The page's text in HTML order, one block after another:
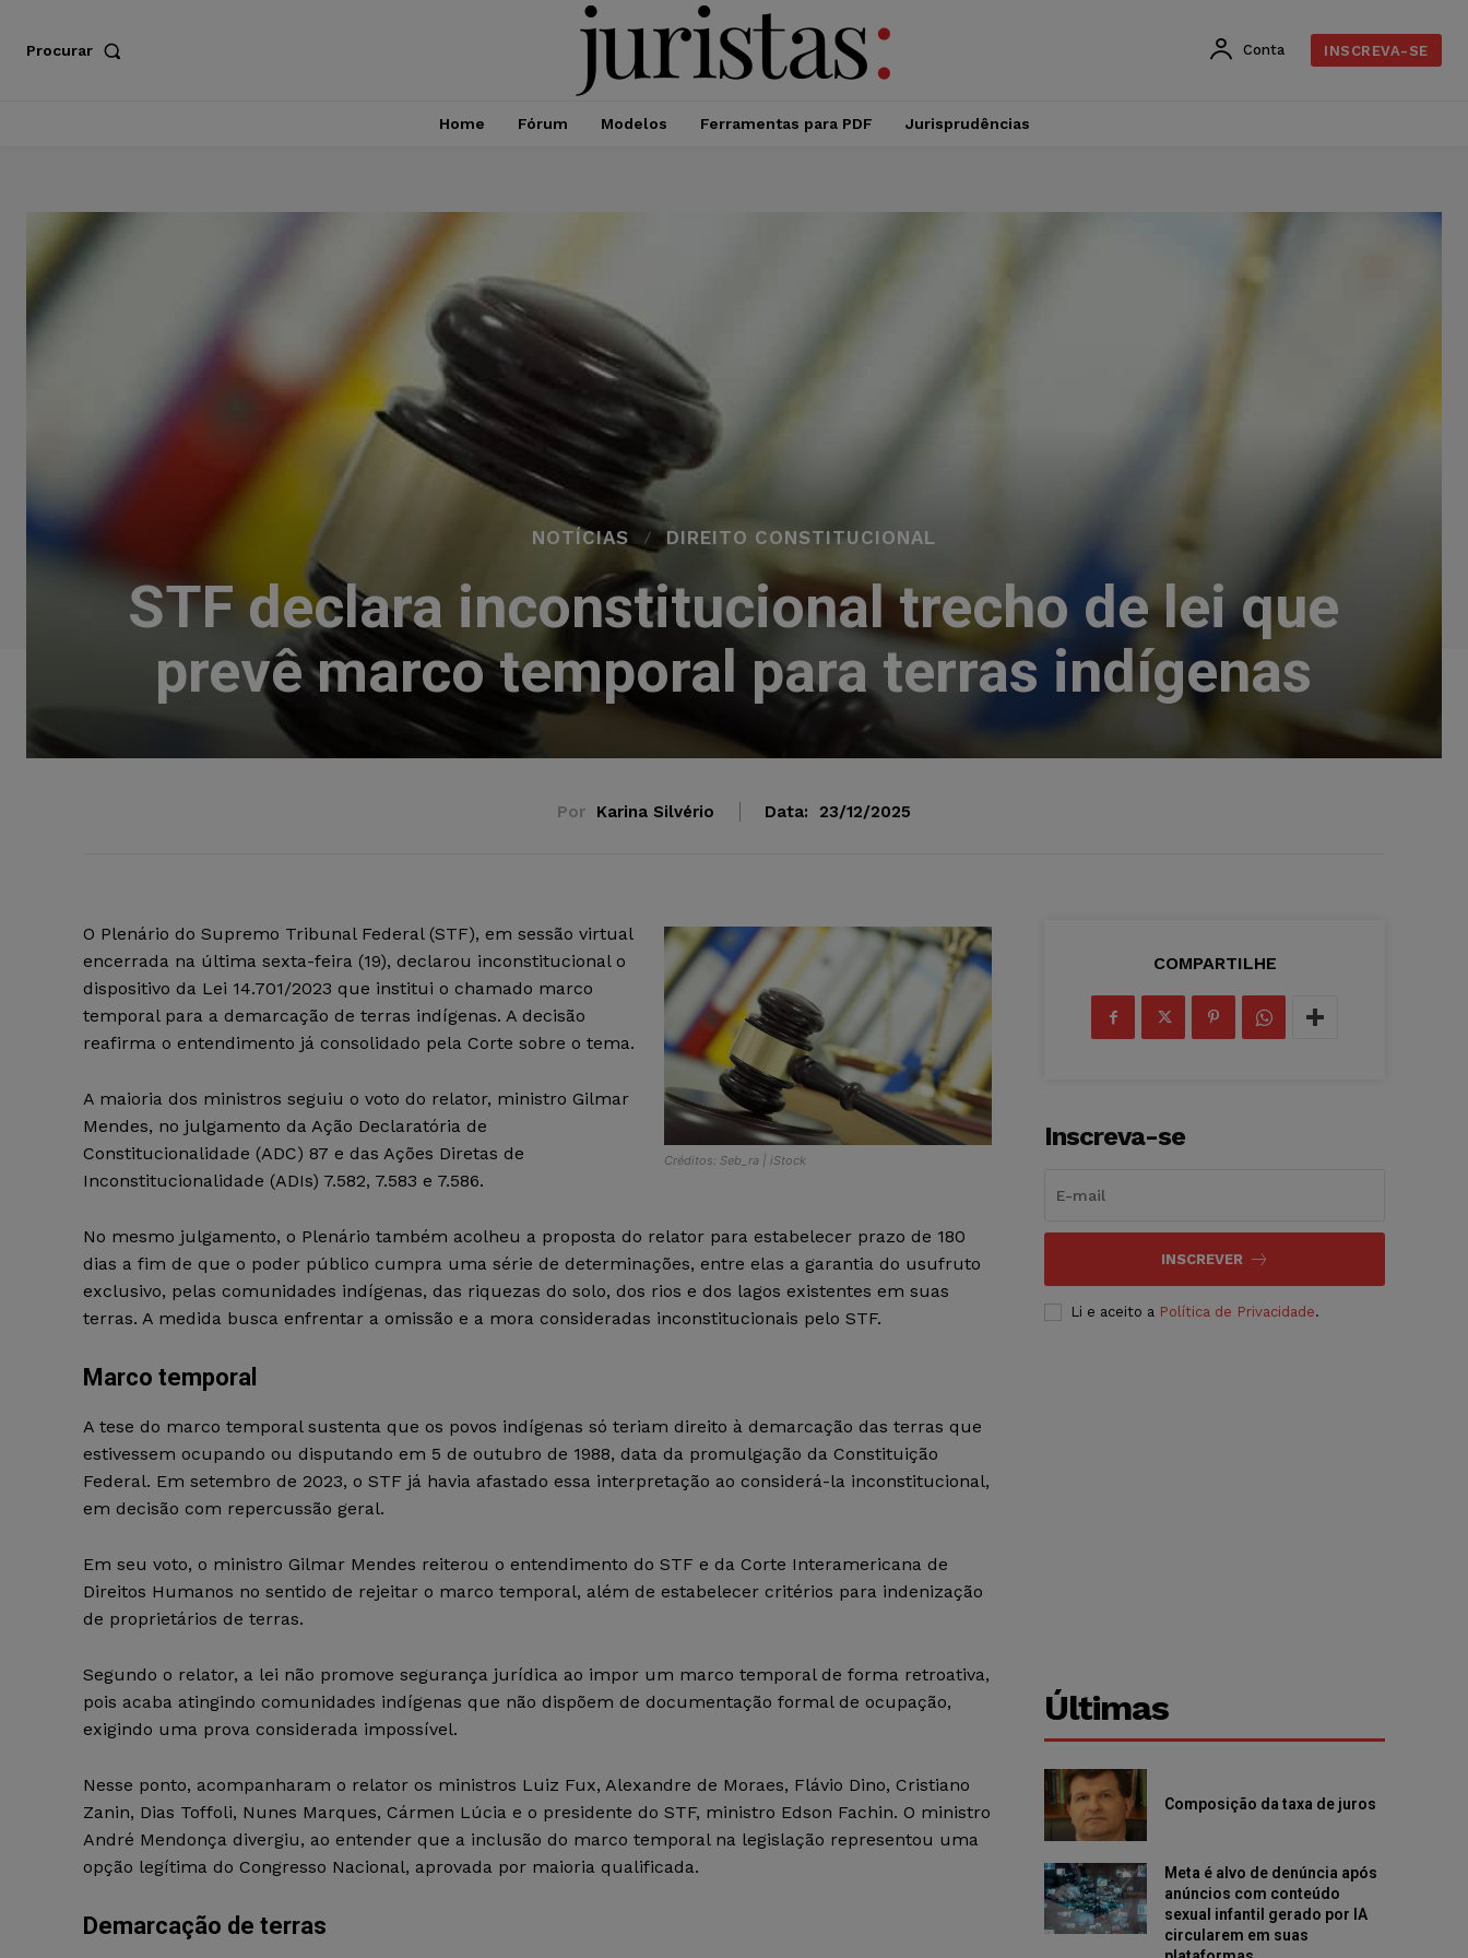
Procurar Conta INSCREVA-SE
Home Fórum Modelos Ferramentas para PDF Jurisprudências
NOTÍCIAS DIREITO CONSTITUCIONAL
STF declara inconstitucional trecho de lei que
prevê marco temporal para terras indígenas
Por Karina Silvério Data: 23/12/2025
Créditos: Seb_ra | iStock
O Plenário do Supremo Tribunal Federal (STF), em sessão virtual
encerrada na última sexta-feira (19), declarou inconstitucional o
dispositivo da Lei 14.701/2023 que institui o chamado marco
temporal para a demarcação de terras indígenas. A decisão
reafirma o entendimento já consolidado pela Corte sobre o tema.
A maioria dos ministros seguiu o voto do relator, ministro Gilmar
Mendes, no julgamento da Ação Declaratória de
Constitucionalidade (ADC) 87 e das Ações Diretas de
Inconstitucionalidade (ADIs) 7.582, 7.583 e 7.586.
No mesmo julgamento, o Plenário também acolheu a proposta do relator para estabelecer prazo de 180
dias a fim de que o poder público cumpra uma série de determinações, entre elas a garantia do usufruto
exclusivo, pelas comunidades indígenas, das riquezas do solo, dos rios e dos lagos existentes em suas
terras. A medida busca enfrentar a omissão e a mora consideradas inconstitucionais pelo STF.
Marco temporal
A tese do marco temporal sustenta que os povos indígenas só teriam direito à demarcação das terras que
estivessem ocupando ou disputando em 5 de outubro de 1988, data da promulgação da Constituição
Federal. Em setembro de 2023, o STF já havia afastado essa interpretação ao considerá-la inconstitucional,
em decisão com repercussão geral.
Em seu voto, o ministro Gilmar Mendes reiterou o entendimento do STF e da Corte Interamericana de
Direitos Humanos no sentido de rejeitar o marco temporal, além de estabelecer critérios para indenização
de proprietários de terras.
Segundo o relator, a lei não promove segurança jurídica ao impor um marco temporal de forma retroativa,
pois acaba atingindo comunidades indígenas que não dispõem de documentação formal de ocupação,
exigindo uma prova considerada impossível.
Nesse ponto, acompanharam o relator os ministros Luiz Fux, Alexandre de Moraes, Flávio Dino, Cristiano
Zanin, Dias Toffoli, Nunes Marques, Cármen Lúcia e o presidente do STF, ministro Edson Fachin. O ministro
André Mendonça divergiu, ao entender que a inclusão do marco temporal na legislação representou uma
opção legítima do Congresso Nacional, aprovada por maioria qualificada.
Demarcação de terras
COMPARTILHE
Inscreva-se
INSCREVER
Li e aceito a Política de Privacidade.
Últimas
Composição da taxa de juros
Meta é alvo de denúncia após
anúncios com conteúdo
sexual infantil gerado por IA
circularem em suas